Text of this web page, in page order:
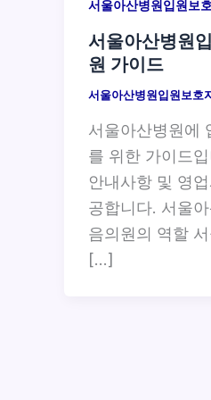
서울아산병원입원보
서울아산병원
원 가이드
서울아산병원입원보호
서울아산병원에
를 위한 가이드
안내사항 및 영
공합니다. 서울
음의원의 역할
[…]